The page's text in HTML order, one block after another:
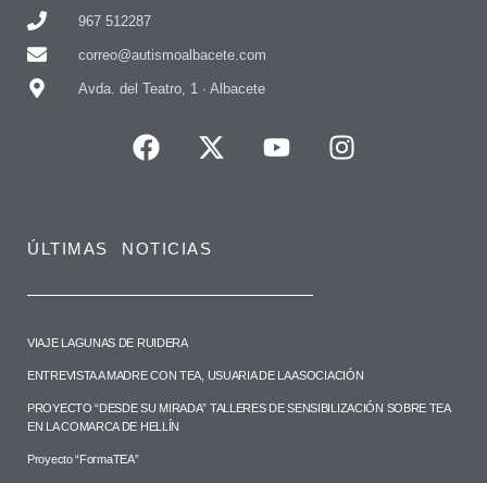
967 512287
correo@autismoalbacete.com
Avda. del Teatro, 1 · Albacete
ÚLTIMAS NOTICIAS
VIAJE LAGUNAS DE RUIDERA
ENTREVISTA A MADRE CON TEA, USUARIA DE LA ASOCIACIÓN
PROYECTO “DESDE SU MIRADA” TALLERES DE SENSIBILIZACIÓN SOBRE TEA
EN LA COMARCA DE HELLÍN
Proyecto “FormaTEA”